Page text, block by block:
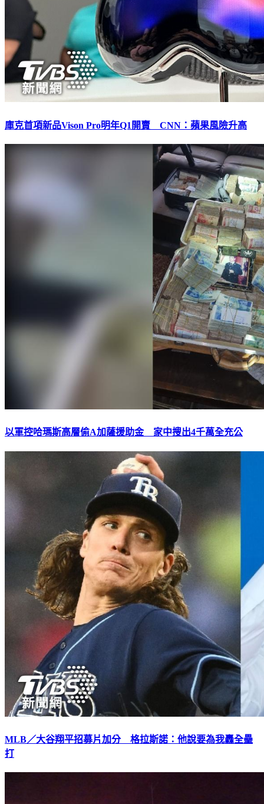
庫克首項新品Vison Pro明年Q1開賣 CNN：蘋果風險升高
以軍控哈瑪斯高層偷A加薩援助金 家中搜出4千萬全充公
MLB／大谷翔平招募片加分 格拉斯諾：他說要為我轟全壘
打